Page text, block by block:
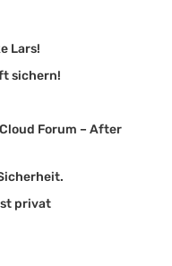
Lars!
sichern!
Forum – After
privat